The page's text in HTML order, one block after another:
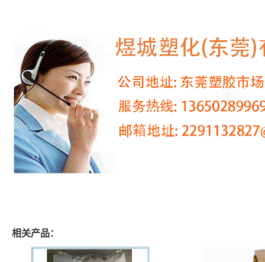
相关产品：